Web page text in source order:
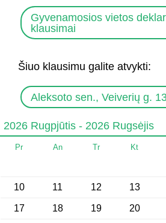
Gyvenamosios vietos
klausimai
Šiuo klausimu galite atvykti:
Aleksoto sen., Veiverių g.
2026 Rugpjūtis - 2026 Rugsėjis
Pr An Tr Kt
10 11 12 13
17 18 19 20